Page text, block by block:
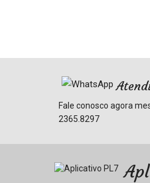
Fale conosco agora
2365.8297